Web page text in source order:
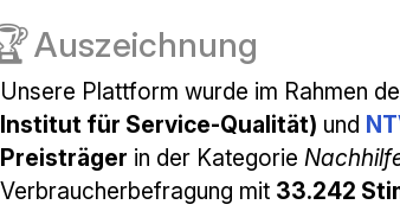
🏆premio
La nostra piattaforma è stata
per la qualità dei servizi)eNTVnella